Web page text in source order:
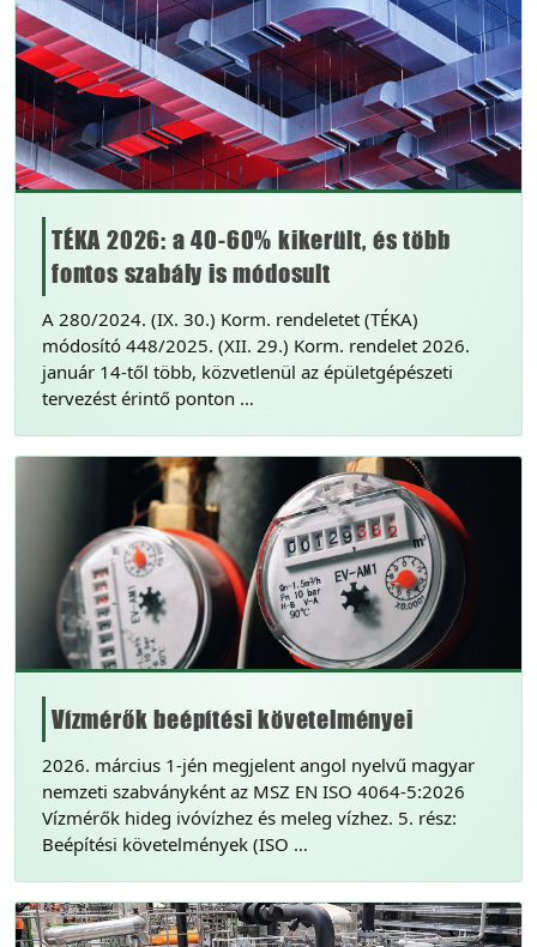
TÉKA 2026: a 40-60% kikerült, és több
fontos szabály is módosult
A 280/2024. (IX. 30.) Korm. rendeletet (TÉKA)
módosító 448/2025. (XII. 29.) Korm. rendelet 2026.
január 14-től több, közvetlenül az épületgépészeti
tervezést érintő ponton …
Vízmérők beépítési követelményei
2026. március 1-jén megjelent angol nyelvű magyar
nemzeti szabványként az MSZ EN ISO 4064-5:2026
Vízmérők hideg ivóvízhez és meleg vízhez. 5. rész:
Beépítési követelmények (ISO …